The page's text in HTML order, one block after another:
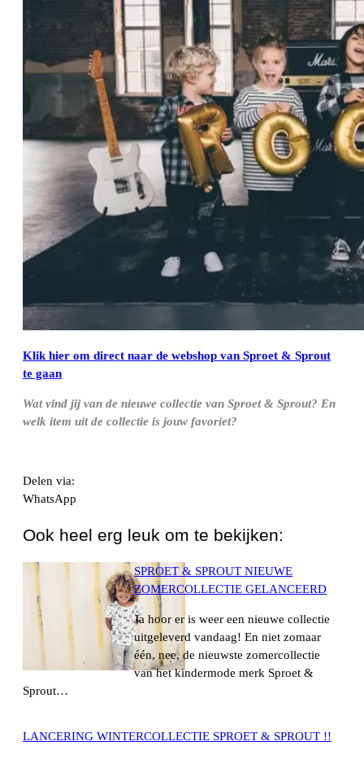
Klik hier om direct naar de webshop van Sproet & Sprout
te gaan
Wat vind jij van de nieuwe collectie van Sproet & Sprout? En
welk item uit de collectie is jouw favoriet?
Delen via:
WhatsApp
Ook heel erg leuk om te bekijken:
SPROET & SPROUT NIEUWE
ZOMERCOLLECTIE GELANCEERD
Ja hoor er is weer een nieuwe collectie
uitgeleverd vandaag! En niet zomaar
één, nee, de nieuwste zomercollectie
van het kindermode merk Sproet &
Sprout…
LANCERING WINTERCOLLECTIE SPROET & SPROUT !!